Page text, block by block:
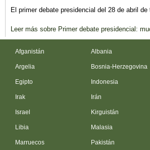
El primer debate presidencial del 28 de abril
Leer más sobre Primer debate presidencial:
El próximo presidente
Luciano Zaccara | 11 Ago 2016
Las próximas elecciones presidenciales en
para cualquier especulación electoral, es
Ninguno de los presidentes que lo hicieron
mandatos consecutivos), ni tampoco vieron
Afganistán Albania
Argelia Bosnia-Herzegovina
Egipto Indonesia
Irak Irán
Israel Kirguistán
Libia Malasia
Marruecos Pakistán